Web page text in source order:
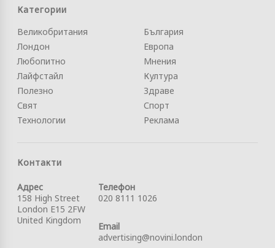
Категории
Великобритания
Лондон
Любопитно
Лайфстайл
Полезно
Свят
Технологии
България
Европа
Мнения
Култура
Здраве
Спорт
Реклама
Контакти
Адрес
158 High Street
London E15 2FW
United Kingdom
Телефон
020 8111 1026
Email
advertising@novini.london